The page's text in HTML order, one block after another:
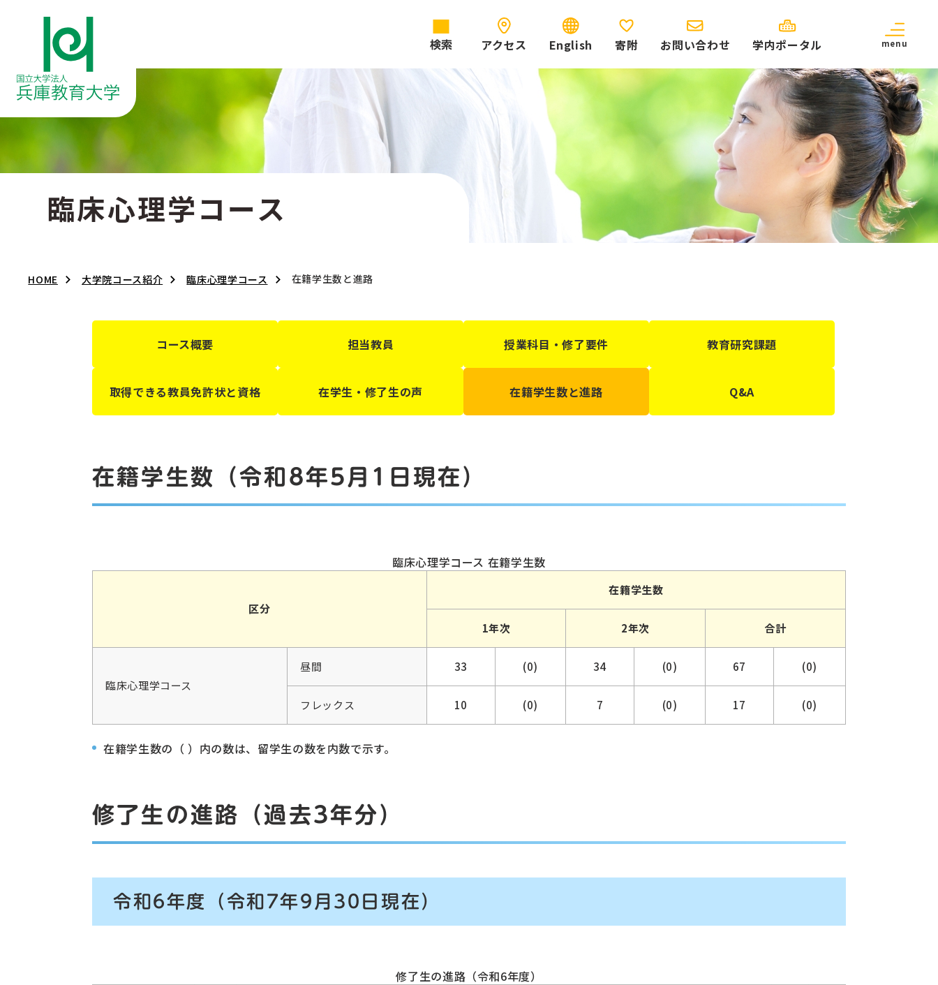
検索 アクセス English 寄附 お問い合わせ 学内ポータル menu
臨床心理学コース
HOME 大学院コース紹介 臨床心理学コース 在籍学生数と進路
コース概要 担当教員 授業科目・修了要件 教育研究課題
取得できる教員免許状と資格 在学生・修了生の声 在籍学生数と進路 Q&A
在籍学生数（令和8年5月1日現在）
臨床心理学コース 在籍学生数
区分
在籍学生数
1年次 2年次 合計
臨床心理学コース
昼間 33 (0) 34 (0) 67 (0)
フレックス 10 (0) 7 (0) 17 (0)
在籍学生数の（ ）内の数は、留学生の数を内数で示す。
修了生の進路（過去3年分）
令和6年度（令和7年9月30日現在）
修了生の進路（令和6年度）